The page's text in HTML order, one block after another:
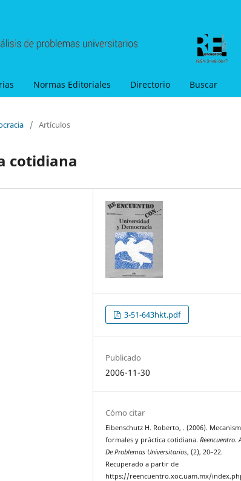
Normas Editoriales Directorio Buscar
/ Artículos
cotidiana
3-51-643hkt.pdf
Publicado
2006-11-30
Cómo citar
Eibenschutz H. Roberto, . (2006).
formales y práctica cotidiana.Reencuentro.
De Problemas Universitarios, (2), 20–22.
Recuperado a partir de
https://reencuentro.xoc.uam.mx/